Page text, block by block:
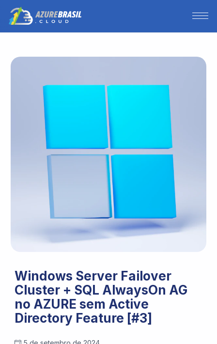
Windows Server Failover
Cluster + SQL AlwaysOn AG
no AZURE sem Active
Directory Feature [#3]